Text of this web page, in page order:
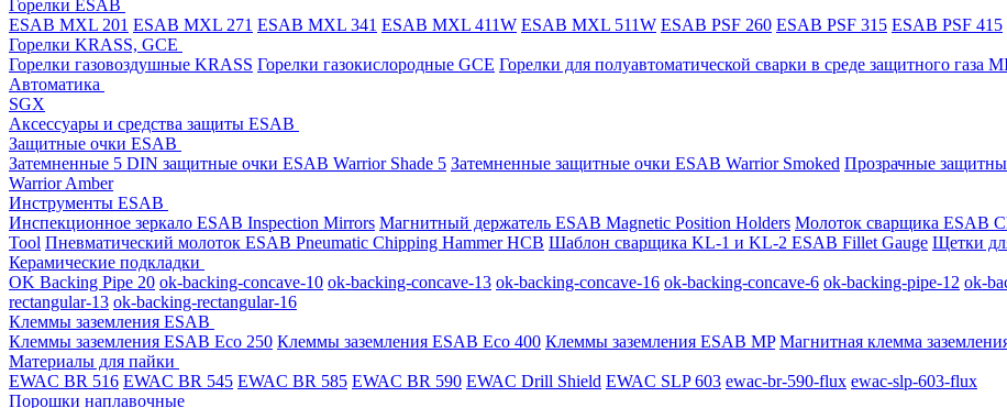
Горелки ESAB
ESAB MXL 201 ESAB MXL 271 ESAB MXL 341 ESAB MXL 411W ESAB MXL 511W ESAB PSF 260 ESAB PSF 315 ESAB PSF 415
Горелки KRASS, GCE
Горелки газовоздушные KRASS Горелки газокислородные GCE Горелки для полуавтоматической сварки в среде защитного газа
Автоматика
SGX
Аксессуары и средства защиты ESAB
Защитные очки ESAB
Затемненные 5 DIN защитные очки ESAB Warrior Shade 5 Затемненные защитные очки ESAB Warrior Smoked Прозрачные
Warrior Amber
Инструменты ESAB
Инспекционное зеркало ESAB Inspection Mirrors Магнитный держатель ESAB Magnetic Position Holders Молоток сварщика ESAB
Tool Пневматический молоток ESAB Pneumatic Chipping Hammer HCB Шаблон сварщика KL-1 и KL-2 ESAB Fillet Gauge Щетки
Керамические подкладки
OK Backing Pipe 20 ok-backing-concave-10 ok-backing-concave-13 ok-backing-concave-16 ok-backing-concave-6 ok-backing-pipe-12 ok-
rectangular-13 ok-backing-rectangular-16
Клеммы заземления ESAB
Клеммы заземления ESAB Eco 250 Клеммы заземления ESAB Eco 400 Клеммы заземления ESAB MP Магнитная клемма
Материалы для пайки
EWAC BR 516 EWAC BR 545 EWAC BR 585 EWAC BR 590 EWAC Drill Shield EWAC SLP 603 ewac-br-590-flux ewac-slp-603-flux
Порошки наплавочные